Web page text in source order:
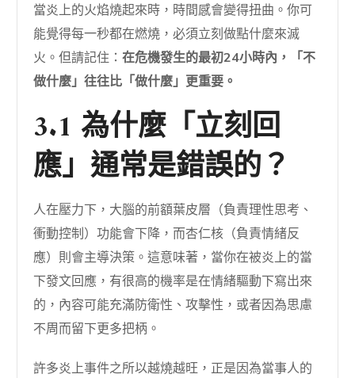
當炎上的火焰燒起來時，時間感會變得扭曲。你可
能覺得每一秒都在燃燒，必須立刻做點什麼來滅
火。但請記住：在危機發生的最初24小時內，「不
做什麼」往往比「做什麼」更重要。
3.1 為什麼「立刻回
應」通常是錯誤的？
人在壓力下，大腦的前額葉皮層（負責理性思考、
衝動控制）功能會下降，而杏仁核（負責情緒反
應）則會主導決策。這意味著，當你在被炎上的當
下發文回應，有很高的機率是在情緒驅動下寫出來
的，內容可能充滿防衛性、攻擊性，或者因為思慮
不周而留下更多把柄。
許多炎上事件之所以越燒越旺，正是因為當事人的